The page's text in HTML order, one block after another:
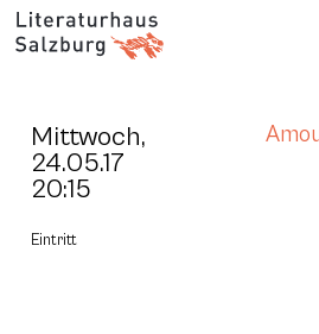
Mittwoch,
24.05.17
20:15
Eintritt